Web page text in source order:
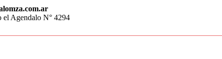
el Agendalo N° 4294